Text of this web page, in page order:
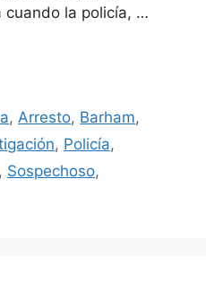
cuando la policía, …
, Arresto, Barham,
, Policía,
, Sospechoso,